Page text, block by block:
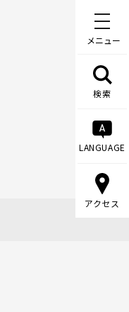
メニュー
検索
LANGUAGE
アクセス